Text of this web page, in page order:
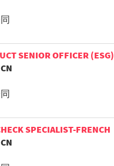
SENIOR OFFICER (ESG)
SPECIALIST-FRENCH